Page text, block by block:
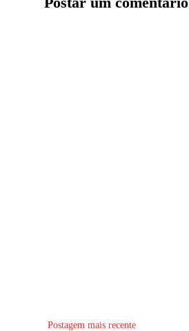
Postagem mais recente